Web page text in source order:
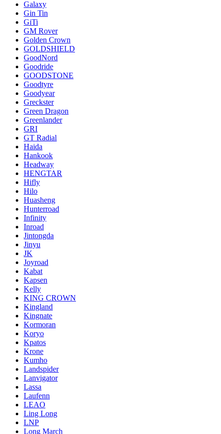
Galaxy
Gin Tin
GiTi
GM Rover
Golden Crown
GOLDSHIELD
GoodNord
Goodride
GOODSTONE
Goodtyre
Goodyear
Greckster
Green Dragon
Greenlander
GRI
GT Radial
Haida
Hankook
Headway
HENGTAR
Hifly
Hilo
Huasheng
Hunterroad
Infinity
Inroad
Jintongda
Jinyu
JK
Joyroad
Kabat
Kapsen
Kelly
KING CROWN
Kingland
Kingnate
Kormoran
Koryo
Kpatos
Krone
Kumho
Landspider
Lanvigator
Lassa
Laufenn
LEAO
Ling Long
LNP
Long March